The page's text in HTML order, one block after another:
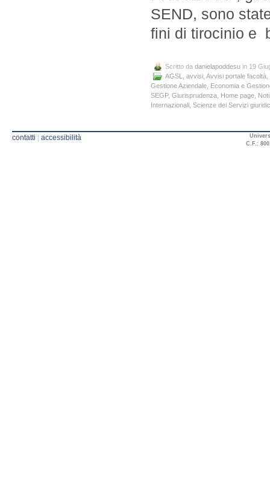
SEND, sono
fini di tirocinio e
Scritto da danielapoddesu in 19
AGSL
avvisi Avvisi portale facoltà
Gestione Aziendale Economia e
SEGP, Giurisprudenza Home page
Internazionali Scienze dei Servizi
contatti | accessibilità
C.F.: